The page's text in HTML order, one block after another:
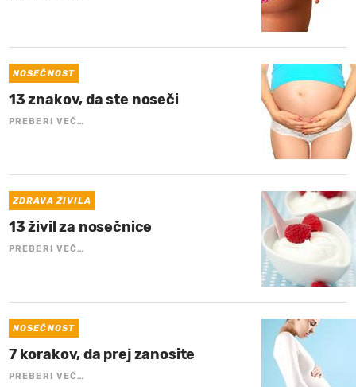
NOSEČNOST
13 znakov, da ste noseči
PREBERI VEČ…
ZDRAVA ŽIVILA
13 živil za nosečnice
PREBERI VEČ…
NOSEČNOST
7 korakov, da prej zanosite
PREBERI VEČ…